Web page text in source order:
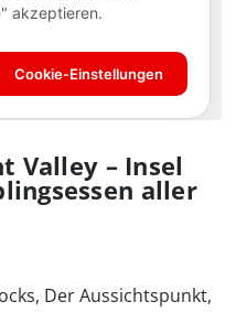
Valley – Insel
aller
Der Aussichtspunkt,